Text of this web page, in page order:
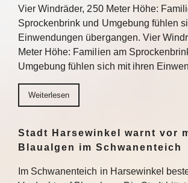
Vier Windräder, 250 Meter Höhe:
Sprockenbrink und Umgebung fühlen
Einwendungen übergangen. Vier
Meter Höhe: Familien am
Umgebung fühlen sich mit ihren
Weiterlesen
Stadt Harsewinkel warnt vor
Blaualgen im Schwanenteich
Im Schwanenteich in Harsewinkel